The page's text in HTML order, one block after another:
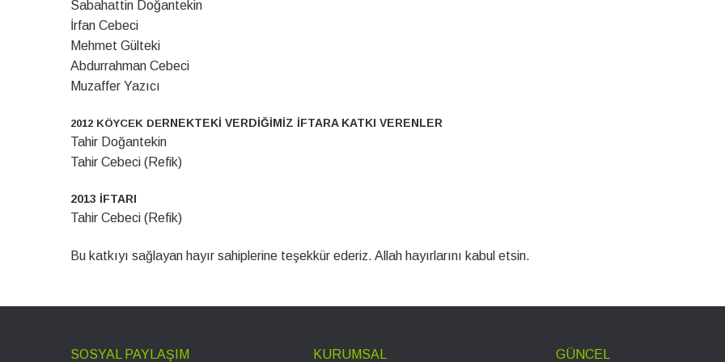
Sabahattin Doğantekin
İrfan Cebeci
Mehmet Gülteki
Abdurrahman Cebeci
Muzaffer Yazıcı
2012 KÖYCEK DERNEKTEKİ VERDİĞİMİZ İFTARA KATKI VERENLER
Tahir Doğantekin
Tahir Cebeci (Refik)
2013 İFTARI
Tahir Cebeci (Refik)
Bu katkıyı sağlayan hayır sahiplerine teşekkür ederiz. Allah hayırlarını kabul etsin.
SOSYAL PAYLAŞIM KURUMSAL GÜNCEL